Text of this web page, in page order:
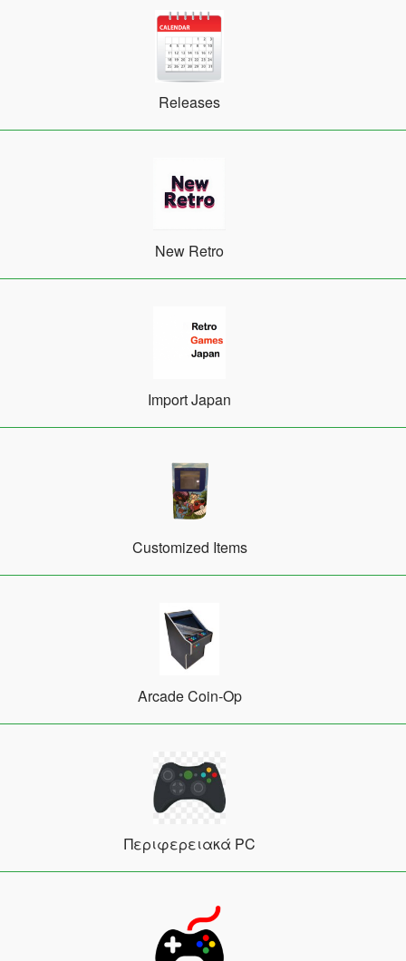
Releases
New Retro
Import Japan
Customized Items
Arcade Coin-Op
Περιφερειακά PC